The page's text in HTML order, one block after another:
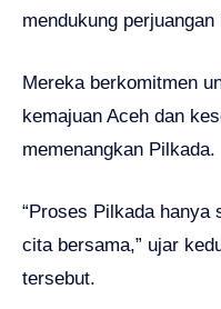
mendukung perjuangan
Mereka berkomitmen
kemajuan Aceh dan
memenangkan Pilkada.
“Proses Pilkada hanya
cita bersama,” ujar
tersebut.